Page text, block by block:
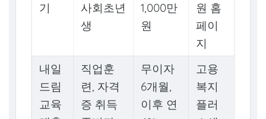
기
사회초년
생
1,000만
원
원 홈
페이
지
내일
드림
교육
직업훈
련, 자격
증 취득
무이자
6개월,
이후 연
고용
복지
플러